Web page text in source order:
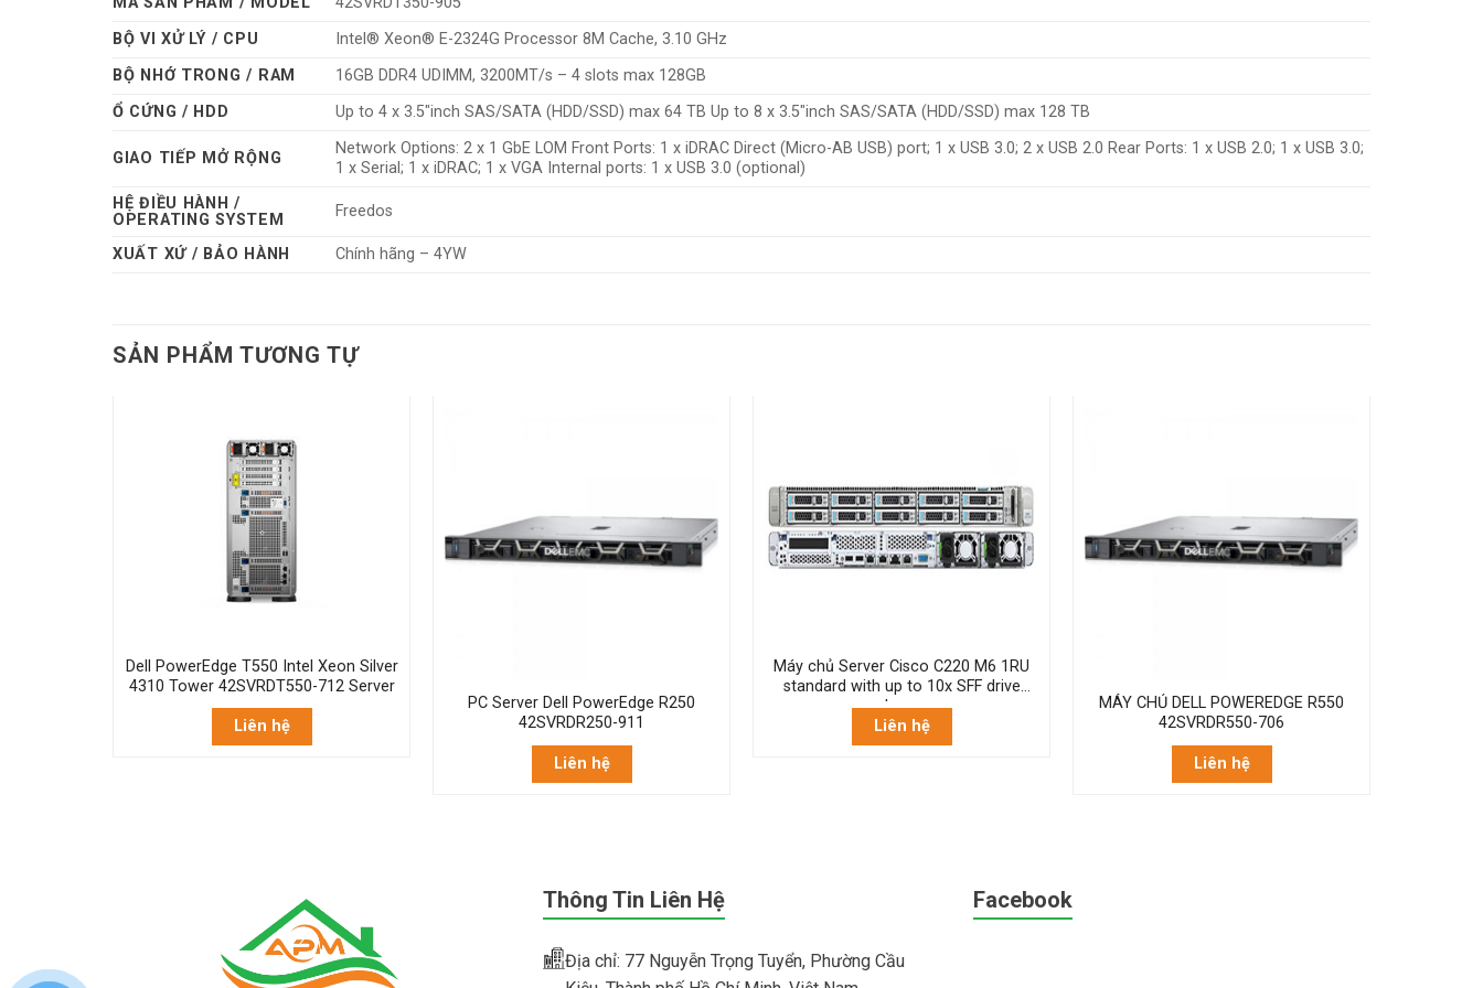
BỘ VI XỬ LÝ / CPU
Intel® Xeon® E-2324G Processor 8M Cache, 3.10 GHz
BỘ NHỚ TRONG / RAM
16GB DDR4 UDIMM, 3200MT/s – 4 slots max 128GB
Ổ CỨNG / HDD
Up to 4 x 3.5″inch SAS/SATA (HDD/SSD) max 64 TB Up to 8 x 3.5″inch SAS/SATA (HDD/SSD) max 128 TB
GIAO TIẾP MỞ RỘNG
Network Options: 2 x 1 GbE LOM Front Ports: 1 x iDRAC Direct (Micro-AB USB) port; 1 x USB 3.0; 2 x USB 2.0 Rear Ports: 1 x USB 2.0; 1 x USB 3.0;
1 x Serial; 1 x iDRAC; 1 x VGA Internal ports: 1 x USB 3.0 (optional)
HỆ ĐIỀU HÀNH /
OPERATING SYSTEM
Freedos
XUẤT XỨ / BẢO HÀNH Chính hãng – 4YW
SẢN PHẨM TƯƠNG TỰ
Dell PowerEdge T550 Intel Xeon Silver
4310 Tower 42SVRDT550-712 Server
Liên hệ
PC Server Dell PowerEdge R250
42SVRDR250-911
Liên hệ
Máy chủ Server Cisco C220 M6 1RU
standard with up to 10x SFF drive
bays
Liên hệ
MÁY CHỦ DELL POWEREDGE R550
42SVRDR550-706
Liên hệ
Thông Tin Liên Hệ
Địa chỉ: 77 Nguyễn Trọng Tuyển, Phường Cầu
Facebook